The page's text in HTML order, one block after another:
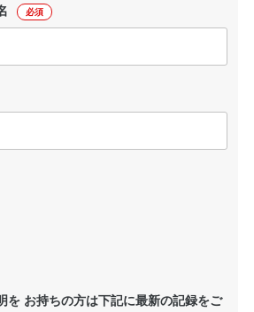
必須
を お持ちの方は下記に最新の記録をご